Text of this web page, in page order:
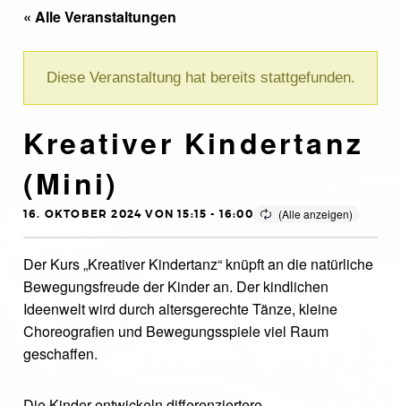
« Alle Veranstaltungen
Diese Veranstaltung hat bereits stattgefunden.
Kreativer Kindertanz
(Mini)
16. OKTOBER 2024 VON 15:15 - 16:00
Der Kurs „Kreativer Kindertanz“ knüpft an die natürliche
Bewegungsfreude der Kinder an. Der kindlichen
Ideenwelt wird durch altersgerechte Tänze, kleine
Choreografien und Bewegungsspiele viel Raum
geschaffen.